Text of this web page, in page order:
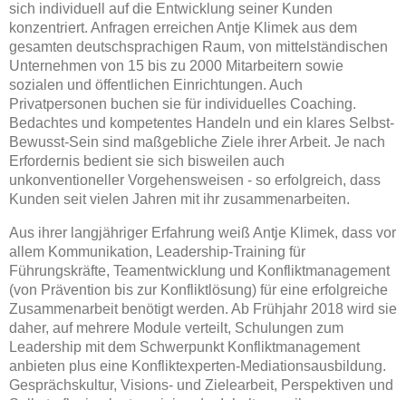
sich individuell auf die Entwicklung seiner Kunden
konzentriert. Anfragen erreichen Antje Klimek aus dem
gesamten deutschsprachigen Raum, von mittelständischen
Unternehmen von 15 bis zu 2000 Mitarbeitern sowie
sozialen und öffentlichen Einrichtungen. Auch
Privatpersonen buchen sie für individuelles Coaching.
Bedachtes und kompetentes Handeln und ein klares Selbst-
Bewusst-Sein sind maßgebliche Ziele ihrer Arbeit. Je nach
Erfordernis bedient sie sich bisweilen auch
unkonventioneller Vorgehensweisen - so erfolgreich, dass
Kunden seit vielen Jahren mit ihr zusammenarbeiten.
Aus ihrer langjähriger Erfahrung weiß Antje Klimek, dass vor
allem Kommunikation, Leadership-Training für
Führungskräfte, Teamentwicklung und Konfliktmanagement
(von Prävention bis zur Konfliktlösung) für eine erfolgreiche
Zusammenarbeit benötigt werden. Ab Frühjahr 2018 wird sie
daher, auf mehrere Module verteilt, Schulungen zum
Leadership mit dem Schwerpunkt Konfliktmanagement
anbieten plus eine Konfliktexperten-Mediationsausbildung.
Gesprächskultur, Visions- und Zielearbeit, Perspektiven und